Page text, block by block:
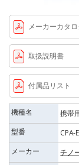
メーカーカタ
取扱説明書
付属品リスト
機種名
携帯
型番
CPA-
メーカー
チノ